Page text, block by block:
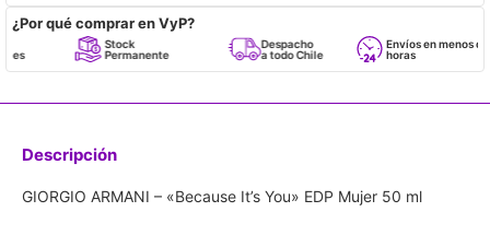
¿Por qué comprar en VyP?
Stock
Permanente
Despacho
a todo Chile
Envíos en menos de 24
horas
Descripción
GIORGIO ARMANI – «Because It’s You» EDP Mujer 50 ml